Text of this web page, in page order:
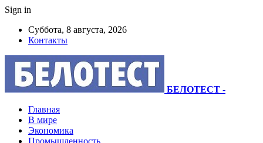
Sign in
Суббота, 8 августа, 2026
Контакты
БЕЛОТЕСТ -
Главная
В мире
Экономика
Промышленность